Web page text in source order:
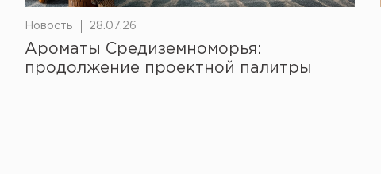
Новость 28.07.26
Ароматы Средиземноморья:
продолжение проектной палитры